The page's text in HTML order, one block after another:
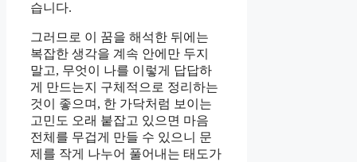
습니다.
그러므로 이 꿈을 해석한 뒤에는
복잡한 생각을 계속 안에만 두지
말고, 무엇이 나를 이렇게 답답하
게 만드는지 구체적으로 정리하는
것이 좋으며, 한 가닥처럼 보이는
고민도 오래 붙잡고 있으면 마음
전체를 무겁게 만들 수 있으니 문
제를 작게 나누어 풀어내는 태도가